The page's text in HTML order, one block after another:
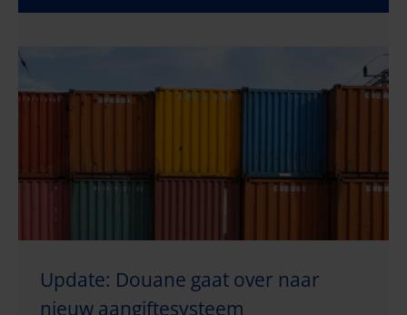
Update: Douane gaat over naar
nieuw aangiftesysteem